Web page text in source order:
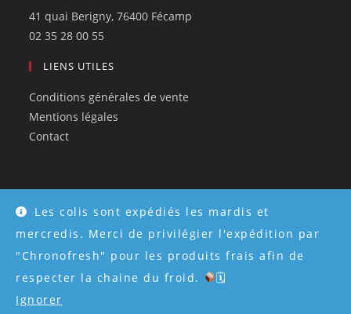
Les colis sont expédiés les mardis et
mercredis. Merci de privilégier l'expédition par
"Chronofresh" pour les produits frais afin de
respecter la chaine du froid.
🗓
Ignorer
41 quai Berigny, 76400 Fécamp
02 35 28 00 55
LIENS UTILES
Conditions générales de vente
Mentions légales
Contact